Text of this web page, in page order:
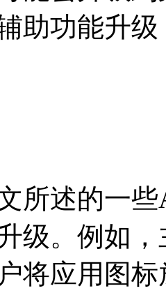
助功能升
述的一些
级。例如
将应用图